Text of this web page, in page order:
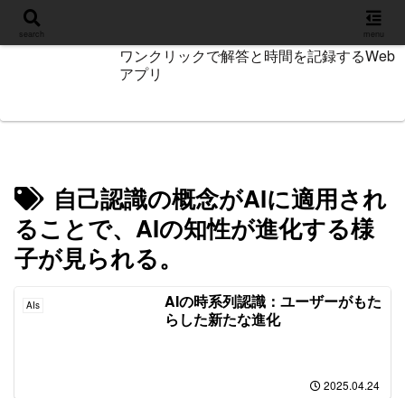
ワンクリックで解答と時間を記録するWeb
アプリ
自己認識の概念がAIに適用され
ることで、AIの知性が進化する様
子が見られる。
AIs
AIの時系列認識：ユーザーがもた
らした新たな進化
2025.04.24
search menu